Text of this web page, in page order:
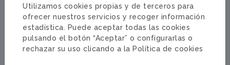
INDIA · 15/09/2022
Utilizamos cookies propias y de terceros para
ofrecer nuestros servicios y recoger información
estadística. Puede aceptar todas las cookies
pulsando el botón “Aceptar” o configurarlas o
rechazar su uso clicando a la Política de cookies